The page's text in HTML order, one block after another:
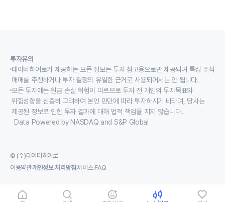
투자유의
데이터히어로가 제공하는 모든 정보는 투자 참고용으로만 제공되며 특정 주식
매매를 추천하거나 투자 결정의 유일한 근거로 사용되어서는 안 됩니다.
모든 투자에는 원금 손실 위험이 따르므로 투자 전 개인의 투자목표와
위험성향을 신중히 고려하여 본인 판단에 따라 투자하시기 바라며, 당사는
제공된 정보로 인한 투자 결과에 대해 법적 책임을 지지 않습니다.
Data Powered by NASDAQ and S&P Global
© (주)데이터히어로
이용약관개인정보 처리방침서비스 FAQ